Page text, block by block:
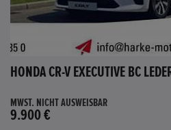
MWST. NICHT AUSWEISBAR
9.900 €